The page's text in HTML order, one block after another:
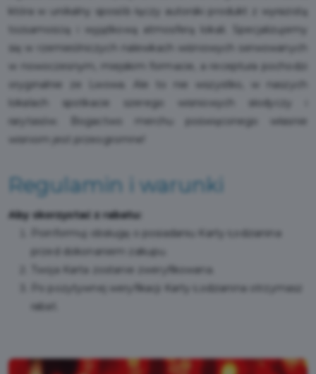
która w unikalny sposób łączy autorski produkt z wyrazistą
tożsamością i wyjątkową atmosferą lokali. Specjalizujemy
się w rzemieślniczych nalewkach wiśniowych serwowanych
w nowoczesnym, miejskim formacie, a receptura pochodzi
oryginalnie ze Lwowa. Ale to nie wszystko, w naszych
lokalach spotkacie szerego wisniowych słodyczy i
rarytasów. Bogactwo merchu poświęconego własnie
wisniom jest przeogromne!
Regulamin i warunki
Aby skorzystać z rabatu:
Poinformuj obsługę o posiadaniu Karty Łodzianina
przed dokonaniem zakupu.
Twoja Karta zostanie zweryfikowana.
Po pozytywnej weryfikacji Karty Łodzianina otrzymasz
rabat.